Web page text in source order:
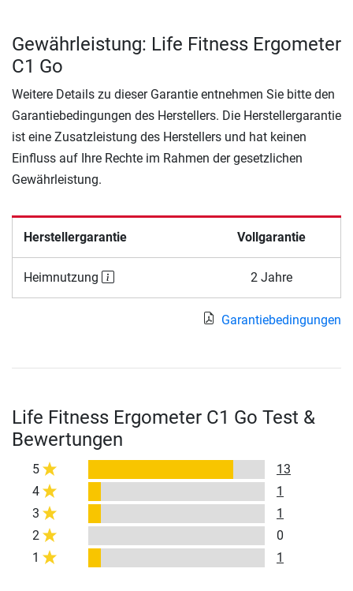
Gewährleistung: Life Fitness Ergometer
C1 Go
Weitere Details zu dieser Garantie entnehmen Sie bitte den
Garantiebedingungen des Herstellers. Die Herstellergarantie
ist eine Zusatzleistung des Herstellers und hat keinen
Einfluss auf Ihre Rechte im Rahmen der gesetzlichen
Gewährleistung.
Herstellergarantie Vollgarantie
Heimnutzung 2 Jahre
Garantiebedingungen
Life Fitness Ergometer C1 Go Test &
Bewertungen
5
13
4
1
3
1
2
0
1
1